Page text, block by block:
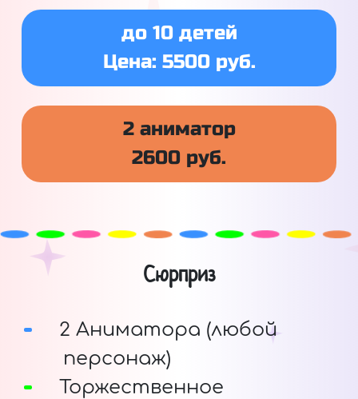
до 10 детей
Цена: 5500 руб.
2 аниматор
2600 руб.
Сюрприз
2 Аниматора (любой
персонаж)
Торжественное